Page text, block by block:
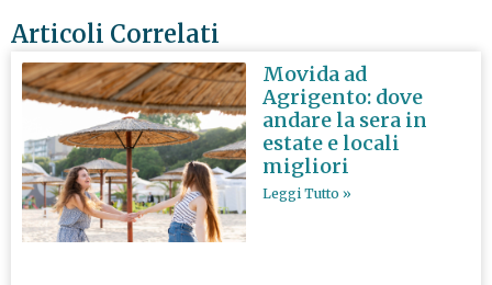
Articoli Correlati
Movida ad
Agrigento: dove
andare la sera in
estate e locali
migliori
Leggi Tutto »